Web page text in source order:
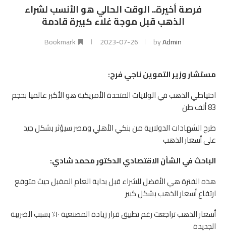
فرصة أخيرة.. الوقت الحالي هو الأنسب لشراء
الذهب قبل موجة غلاء كبيرة قادمة
byAdmin
2023-07-26
Bookmark
مستشار وزير التموين ناجي فرج:
احتياطي الذهب في الولايات المتحدة الأمريكية هو الأكبر عالميا بحجم
83 ألف طن
طرح الشهادات الدولارية من بنكي الأهلي ومصر سيؤثر بشكل جيد
على أسعار الذهب
الباحث في الشأن الاقتصادي الدكتور محمد شادي:
هذه الفترة هي الأفضل للشراء قبل بداية العام المقبل حيث متوقع
ارتفاع أسعار الذهب بشكل كبير
أسعار الذهب تراجعت رغم تطبيق قرار زيادة المصنعية ١٠٪ بسبب الضريبة
الجديدة